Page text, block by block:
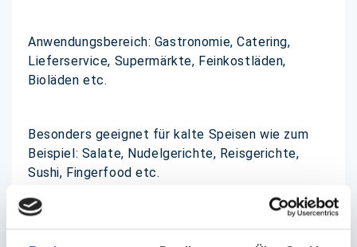
Anwendungsbereich: Gastronomie, Catering,
Lieferservice, Supermärkte, Feinkostläden,
Bioläden etc.
Besonders geeignet für kalte Speisen wie zum
Beispiel: Salate, Nudelgerichte, Reisgerichte,
Sushi, Fingerfood etc.
Viele weitere Größen lieferbar. Deckel seperat